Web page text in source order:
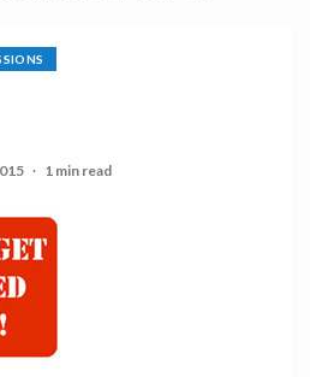
1 min read